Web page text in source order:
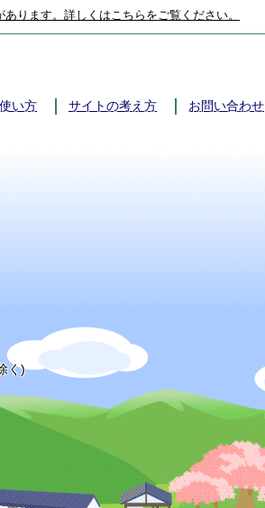
ります。詳しくはこちらをご覧ください。
い方 サイトの考え方 お問い合わせ
く)